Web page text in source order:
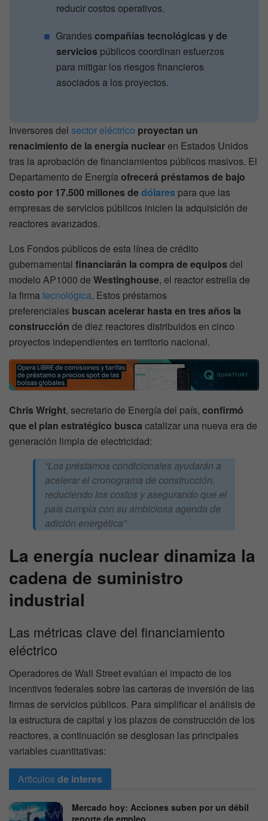
reducir costos operativos.
Grandescompañías tecnológicas y de
servicios públicos coordinan esfuerzos
para mitigar los riesgos financieros
asociados a los proyectos.
Inversores del sector eléctrico proyectan un
renacimiento de la energía nuclearen Estados Unidos
tras la aprobación de financiamientos públicos masivos. El
Departamento de Energíaofrecerá préstamos de bajo
costo por 17.500 millones dedólares para que las
empresas de servicios públicos inicien la adquisición de
reactores avanzados.
Los Fondos públicos de esta línea de crédito
gubernamental financiarán la compra de equipos del
modelo AP1000 de Westinghouse, el reactor estrella de
la firmatecnológica. Estos préstamos
preferenciales buscan acelerar hasta en tres años la
construcción de diez reactores distribuidos en cinco
proyectos independientes en territorio nacional.
Chris Wright, secretario de Energía del país, confirmó
que el plan estratégico busca catalizar una nueva era de
generación limpia de electricidad:
“Los préstamos condicionales ayudarán a
acelerar el cronograma de construcción,
reduciendo los costos y asegurando que el
país cumpla con su ambiciosa agenda de
adición energética”
La energía nuclear dinamiza la
cadena de suministro
industrial
Las métricas clave del financiamiento
eléctrico
Operadores de Wall Street evalúan el impacto de los
incentivos federales sobre las carteras de inversión de las
firmas de servicios públicos. Para simplificar el análisis de
la estructura de capital y los plazos de construcción de los
reactores, a continuación se desglosan las principales
variables cuantitativas:
Articulosde interes
Mercado hoy: Acciones suben por un débil